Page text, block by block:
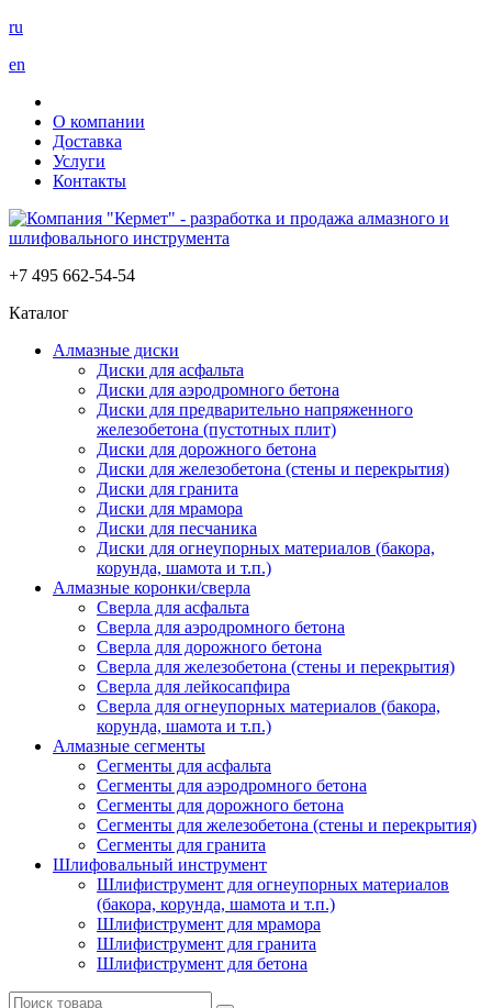
ru
en
О компании
Доставка
Услуги
Контакты
+7 495 662-54-54
Каталог
Алмазные диски
Диски для асфальта
Диски для аэродромного бетона
Диски для предварительно напряженного
железобетона (пустотных плит)
Диски для дорожного бетона
Диски для железобетона (стены и перекрытия)
Диски для гранита
Диски для мрамора
Диски для песчаника
Диски для огнеупорных материалов (бакора,
корунда, шамота и т.п.)
Алмазные коронки/сверла
Сверла для асфальта
Сверла для аэродромного бетона
Сверла для дорожного бетона
Сверла для железобетона (стены и перекрытия)
Сверла для лейкосапфира
Сверла для огнеупорных материалов (бакора,
корунда, шамота и т.п.)
Алмазные сегменты
Сегменты для асфальта
Cегменты для аэродромного бетона
Cегменты для дорожного бетона
Сегменты для железобетона (стены и перекрытия)
Сегменты для гранита
Шлифовальный инструмент
Шлифиструмент для огнеупорных материалов
(бакора, корунда, шамота и т.п.)
Шлифиструмент для мрамора
Шлифиструмент для гранита
Шлифиструмент для бетона